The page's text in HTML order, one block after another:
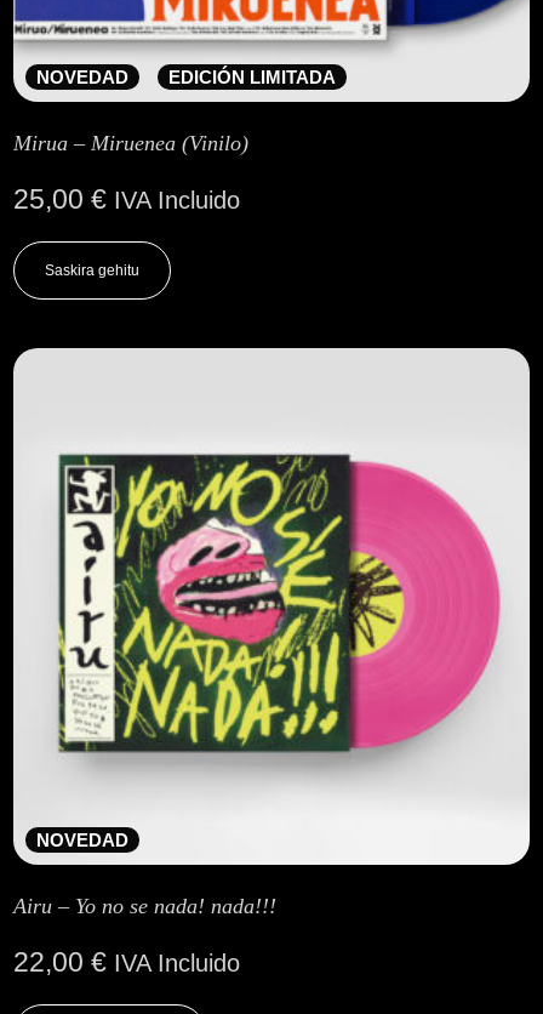
NOVEDAD EDICIÓN LIMITADA
Mirua – Miruenea (Vinilo)
25,00€ IVA Incluido
Saskira gehitu
NOVEDAD
Airu – Yo no se nada! nada!!!
22,00€ IVA Incluido